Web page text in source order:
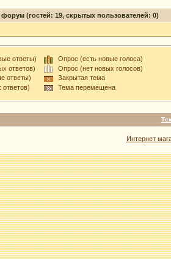
(гостей: 19, скрытых пользователей: 0)
ответы)
ответов)
ответы)
ответов)
Опрос (есть новые голоса)
Опрос (нет новых голосов)
Закрытая тема
Тема перемещена
Интернет